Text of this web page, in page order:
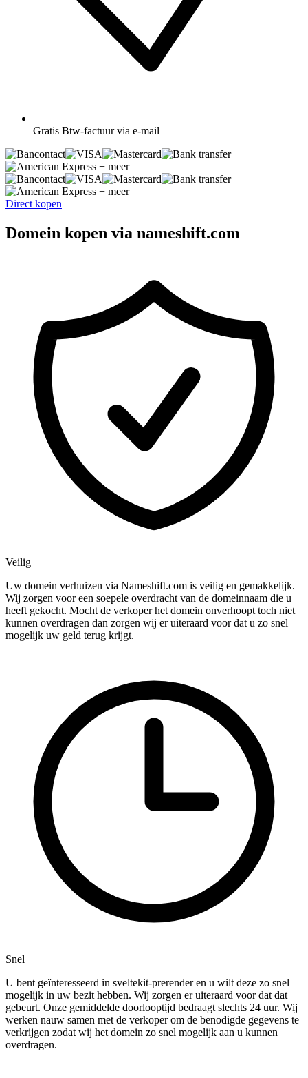
Gratis Btw-factuur via e-mail
+ meer
+ meer
Direct kopen
Domein kopen via nameshift.com
Veilig
Uw domein verhuizen via Nameshift.com is veilig en gemakkelijk.
Wij zorgen voor een soepele overdracht van de domeinnaam die u
heeft gekocht. Mocht de verkoper het domein onverhoopt toch niet
kunnen overdragen dan zorgen wij er uiteraard voor dat u zo snel
mogelijk uw geld terug krijgt.
Snel
U bent geïnteresseerd in sveltekit-prerender en u wilt deze zo snel
mogelijk in uw bezit hebben. Wij zorgen er uiteraard voor dat dat
gebeurt. Onze gemiddelde doorlooptijd bedraagt slechts 24 uur. Wij
werken nauw samen met de verkoper om de benodigde gegevens te
verkrijgen zodat wij het domein zo snel mogelijk aan u kunnen
overdragen.